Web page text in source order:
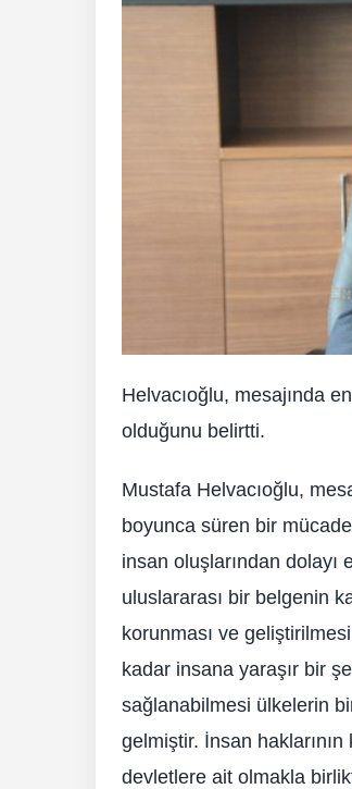
Helvacıoğlu, mesajında
olduğunu belirtti.
Mustafa Helvacıoğlu,
boyunca süren bir
insan oluşlarından dolayı
uluslararası bir belgenin
korunması ve
kadar insana yaraşır bir
sağlanabilmesi ülkelerin
gelmiştir. İnsan
devletlere ait olmakla